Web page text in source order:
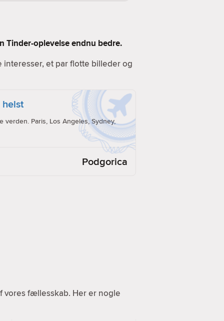
Tinder-oplevelse endnu bedre.
interesser, et par flotte billeder og
verden. Paris, Los Angeles, Sydney,
Podgorica
vores fællesskab. Her er nogle